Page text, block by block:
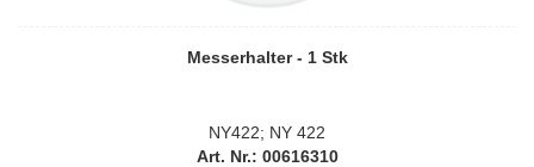
Messerhalter - 1 Stk
NY422; NY 422
Art. Nr.: 00616310